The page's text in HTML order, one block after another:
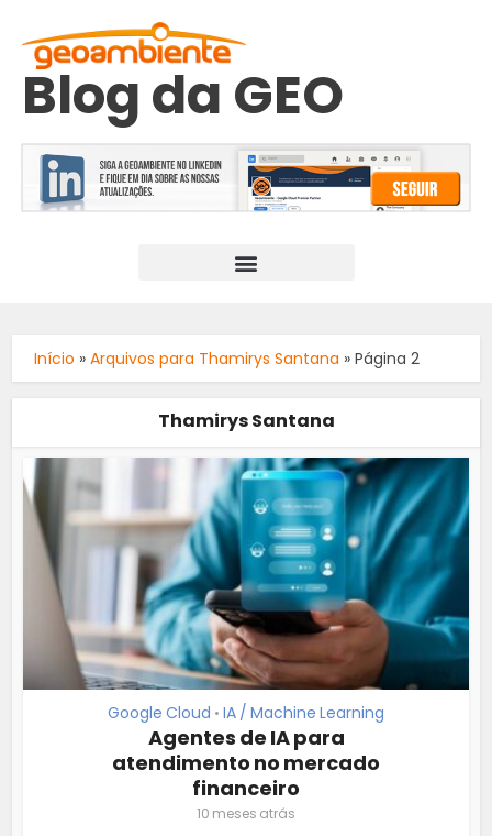
Blog da GEO
Início »Arquivos para Thamirys Santana »Página 2
Thamirys Santana
Google Cloud • IA / Machine Learning
Agentes de IA para
atendimento no mercado
financeiro
10 meses atrás